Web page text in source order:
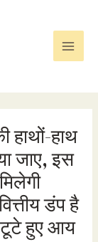
हाथों-हाथ
जाए, इस
डंप है
हुए आय